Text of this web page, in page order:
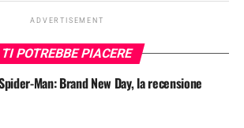
ADVERTISEMENT
TI POTREBBE PIACERE
Man: Brand New Day, la recensione